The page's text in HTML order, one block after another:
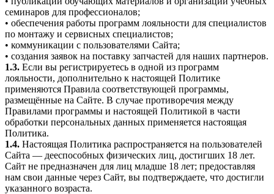
семинаров для профессионалов;
• обеспечения работы программ лояльности для специалистов
по монтажу и сервисных специалистов;
• коммуникации с пользователями Сайта;
• создания заявок на поставку запчастей для наших партнеров.
1.3. Если вы регистрируетесь в одной из программ
лояльности, дополнительно к настоящей Политике
применяются Правила соответствующей программы,
размещённые на Сайте. В случае противоречия между
Правилами программы и настоящей Политикой в части
обработки персональных данных применяется настоящая
Политика.
1.4. Настоящая Политика распространяется на пользователей
Сайта — дееспособных физических лиц, достигших 18 лет.
Сайт не предназначен для лиц младше 18 лет; предоставляя
нам свои данные через Сайт, вы подтверждаете, что достигли
указанного возраста.